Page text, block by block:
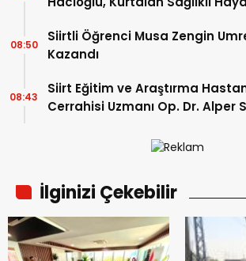
Siirtli Öğrenci Musa Zengin
Kazandı
08:50
Siirt Eğitim ve Araştırma
Cerrahisi Uzmanı Op. Dr. Alper
Anlamına Gelmez”
08:43
İlginizi Çekebilir